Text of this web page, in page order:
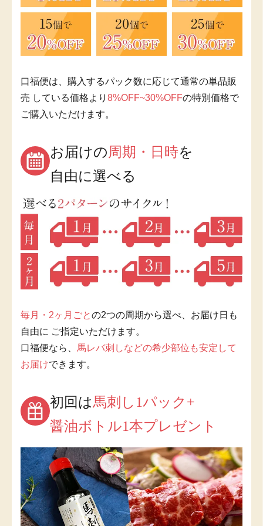
口福便は、購入するパック数に応じて通常の単品販
売 している価格より 8%OFF~30%OFFの特別価格で
ご購入いただけます。
お届けの周期・日時を
自由に選べる
毎月・2ヶ月ごとの2つの周期から選べ、お届け日も
自由に ご指定いただけます。
口福便なら、 馬レバ刺しなどの希少部位も安定して
お届けできます。
初回は馬刺し1パック+
醤油ボトル1本プレゼント